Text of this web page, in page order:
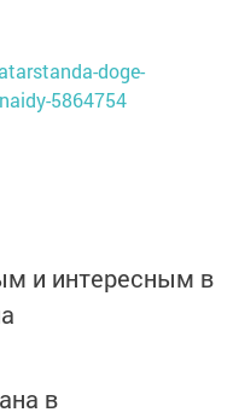
doge-
5864754
и интересным в
в